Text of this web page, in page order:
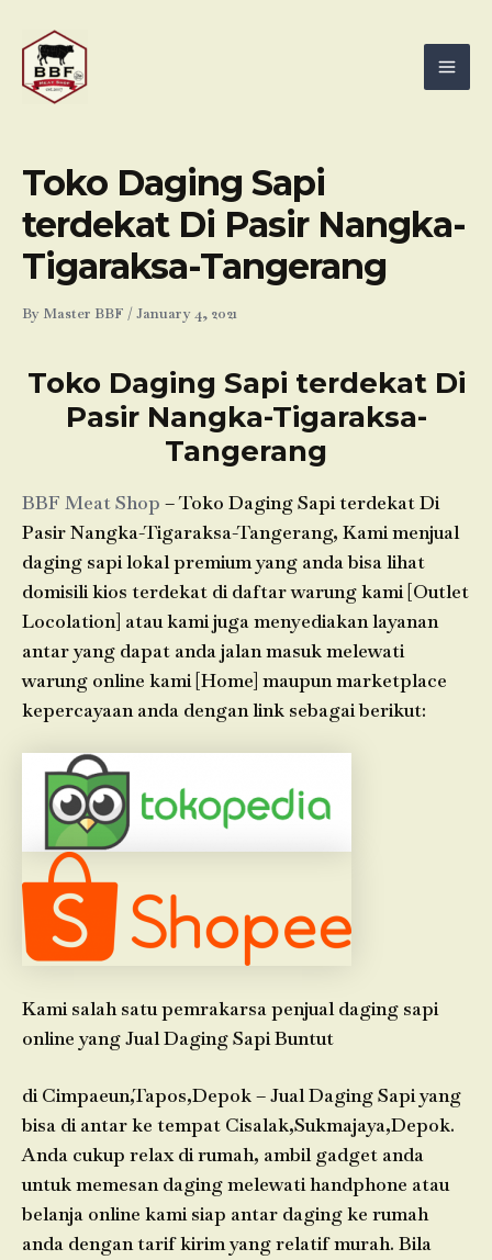
content
Toko Daging Sapi
terdekat Di Pasir Nangka-
Tigaraksa-Tangerang
By Master BBF /January 4, 2021
Toko Daging Sapi terdekat Di
Pasir Nangka-Tigaraksa-
Tangerang
BBF Meat Shop – Toko Daging Sapi terdekat Di
Pasir Nangka-Tigaraksa-Tangerang, Kami menjual
daging sapi lokal premium yang anda bisa lihat
domisili kios terdekat di daftar warung kami [Outlet
Locolation] atau kami juga menyediakan layanan
antar yang dapat anda jalan masuk melewati
warung online kami [Home] maupun marketplace
kepercayaan anda dengan link sebagai berikut:
Kami salah satu pemrakarsa penjual daging sapi
online yang Jual Daging Sapi Buntut
di Cimpaeun,Tapos,Depok – Jual Daging Sapi yang
bisa di antar ke tempat Cisalak,Sukmajaya,Depok.
Anda cukup relax di rumah, ambil gadget anda
untuk memesan daging melewati handphone atau
belanja online kami siap antar daging ke rumah
anda dengan tarif kirim yang relatif murah. Bila